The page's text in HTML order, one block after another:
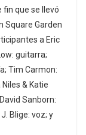
que se llevó
Square Garden
a Eric
guitarra;
Tim Carmon:
& Katie
Sanborn:
Blige: voz; y